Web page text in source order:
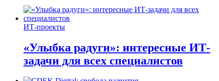
ИТ-проекты
«Улыбка радуги»: интересные ИТ-
задачи для всех специалистов